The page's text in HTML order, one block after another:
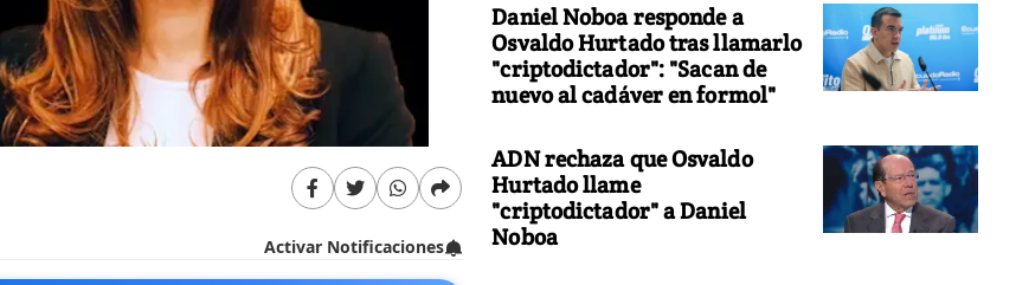
Activar Notificaciones
Daniel Noboa responde a
Osvaldo Hurtado tras llamarlo
"criptodictador": "Sacan de
nuevo al cadáver en formol"
ADN rechaza que Osvaldo
Hurtado llame
"criptodictador" a Daniel
Noboa